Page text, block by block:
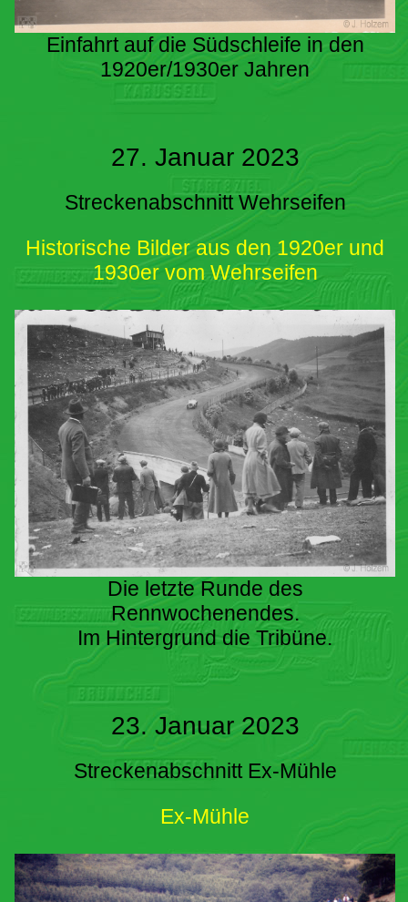
Einfahrt auf die Südschleife in den
1920er/1930er Jahren
27. Januar 2023
Streckenabschnitt Wehrseifen
Historische Bilder aus den 1920er und
1930er vom Wehrseifen
Die letzte Runde des
Rennwochenendes.
Im Hintergrund die Tribüne.
23. Januar 2023
Streckenabschnitt Ex-Mühle
Ex-Mühle